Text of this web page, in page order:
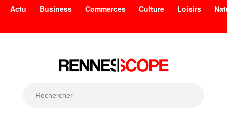
Actu Business Commerces Culture Loisirs